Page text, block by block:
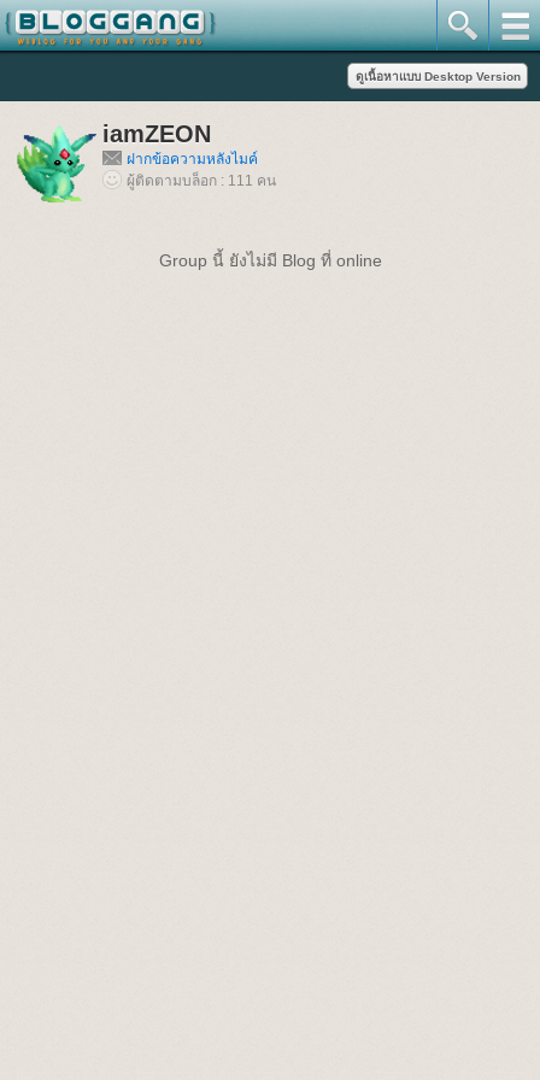
iamZEON
ฝากข้อความหลังไมค์
ผู้ติดตามบล็อก : 111 คน
Group นี้ ยังไม่มี Blog ที่ online